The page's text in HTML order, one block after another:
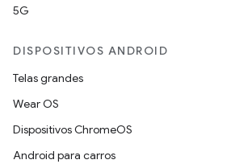
5G
DISPOSITIVOS ANDROID
Telas grandes
Wear OS
Dispositivos ChromeOS
Android para carros